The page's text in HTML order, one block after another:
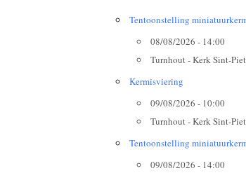
Tentoonstelling
08/08/2026 - 14:00
Turnhout - Kerk Sint-
Kermisviering
09/08/2026 - 10:00
Turnhout - Kerk Sint-
Tentoonstelling
09/08/2026 - 14:00